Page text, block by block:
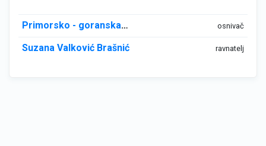
Primorsko - goranska županija osnivač
Suzana Valković Brašnić ravnatelj